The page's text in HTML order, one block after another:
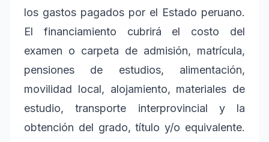
los gastos pagados por el Estado peruano.
El financiamiento cubrirá el costo del
examen o carpeta de admisión, matrícula,
pensiones de estudios, alimentación,
movilidad local, alojamiento, materiales de
estudio, transporte interprovincial y la
obtención del grado, título y/o equivalente.